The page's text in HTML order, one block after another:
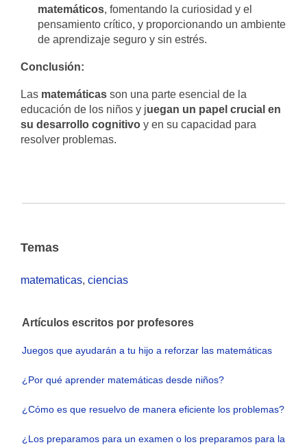
matemáticos, fomentando la curiosidad y el
pensamiento crítico, y proporcionando un ambiente
de aprendizaje seguro y sin estrés.
Conclusión:
Las matemáticas son una parte esencial de la
educación de los niños y juegan un papel crucial en
su desarrollo cognitivo y en su capacidad para
resolver problemas.
Temas
matematicas, ciencias
Artículos escritos por profesores
Juegos que ayudarán a tu hijo a reforzar las matemáticas
¿Por qué aprender matemáticas desde niños?
¿Cómo es que resuelvo de manera eficiente los problemas?
¿Los preparamos para un examen o los preparamos para la